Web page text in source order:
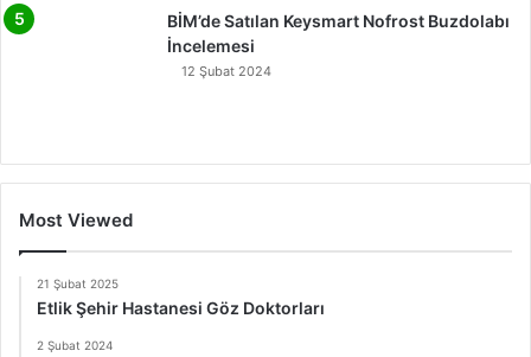
BİM’de Satılan Keysmart Nofrost Buzdolabı
İncelemesi
12 Şubat 2024
Most Viewed
21 Şubat 2025
Etlik Şehir Hastanesi Göz Doktorları
2 Şubat 2024